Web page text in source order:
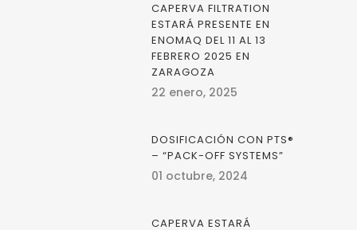
CAPERVA FILTRATION
ESTARÁ PRESENTE EN
ENOMAQ DEL 11 AL 13
FEBRERO 2025 EN
ZARAGOZA
22 enero, 2025
DOSIFICACIÓN CON PTS®
– “PACK-OFF SYSTEMS”
01 octubre, 2024
CAPERVA ESTARÁ